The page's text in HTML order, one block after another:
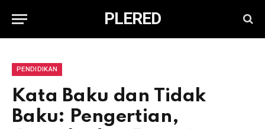
PLERED
PENDIDIKAN
Kata Baku dan Tidak
Baku: Pengertian,